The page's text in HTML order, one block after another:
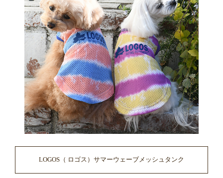
LOGOS（ ロゴス）サマーウェーブメッシュタンク